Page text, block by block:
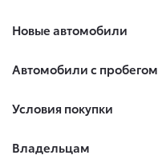
Новые автомобили
Автомобили с пробегом
Условия покупки
Владельцам